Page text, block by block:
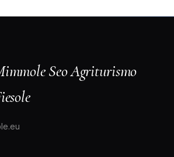
Seo Agriturismo